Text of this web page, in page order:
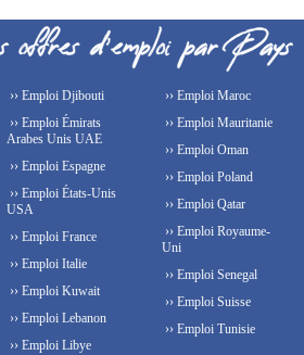
›› Emploi Djibouti
›› Emploi Émirats
Arabes Unis UAE
›› Emploi Espagne
›› Emploi États-Unis
USA
›› Emploi France
›› Emploi Italie
›› Emploi Kuwait
›› Emploi Lebanon
›› Emploi Libye
›› Emploi Maroc
›› Emploi Mauritanie
›› Emploi Oman
›› Emploi Poland
›› Emploi Qatar
›› Emploi Royaume-
Uni
›› Emploi Senegal
›› Emploi Suisse
›› Emploi Tunisie